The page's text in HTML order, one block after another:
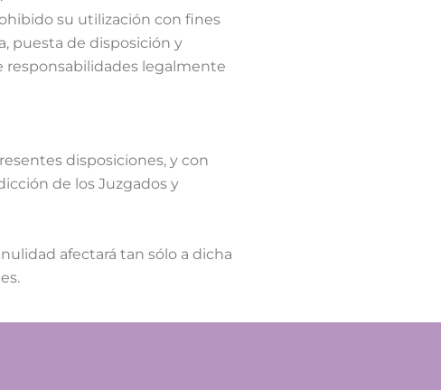
su utilización con fines
puesta de disposición y
responsabilidades legalmente
disposiciones, y con
de los Juzgados y
afectará tan sólo a dicha